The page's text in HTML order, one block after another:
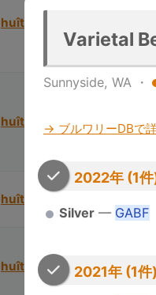
huîtrière
huîtrière
huîtrière
huîtrière
Varietal
Sunnyside, WA ・
→ ブルワリーDBで
2022年 (1
Silver — GABF
2021年 (1件)